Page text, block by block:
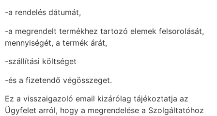
-a rendelés dátumát,
-a megrendelt termékhez tartozó elemek felsorolását,
mennyiségét, a termék árát,
-szállítási költséget
-és a fizetendő végösszeget.
Ez a visszaigazoló email kizárólag tájékoztatja az
Ügyfelet arról, hogy a megrendelése a Szolgáltatóhoz